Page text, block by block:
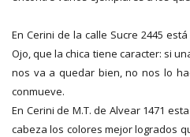
En Cerini de la calle Sucre 2445 está
Ojo, que la chica tiene caracter: si
nos va a quedar bien, no nos lo
conmueve.
En Cerini de M.T. de Alvear 1471
cabeza los colores mejor logrados